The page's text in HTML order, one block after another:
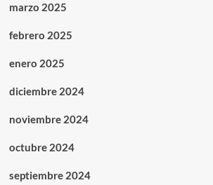
marzo 2025
febrero 2025
enero 2025
diciembre 2024
noviembre 2024
octubre 2024
septiembre 2024